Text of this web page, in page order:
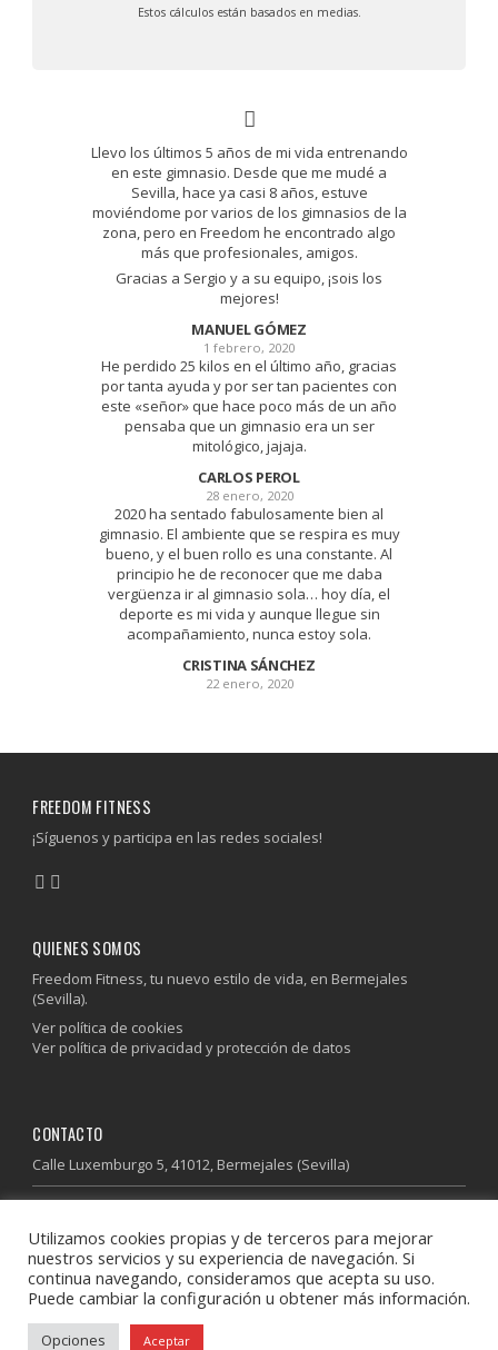
Estos cálculos están basados en medias.
Llevo los últimos 5 años de mi vida entrenando
en este gimnasio. Desde que me mudé a
Sevilla, hace ya casi 8 años, estuve
moviéndome por varios de los gimnasios de la
zona, pero en Freedom he encontrado algo
más que profesionales, amigos.
Gracias a Sergio y a su equipo, ¡sois los
mejores!
MANUEL GÓMEZ
1 febrero, 2020
He perdido 25 kilos en el último año, gracias
por tanta ayuda y por ser tan pacientes con
este «señor» que hace poco más de un año
pensaba que un gimnasio era un ser
mitológico, jajaja.
CARLOS PEROL
28 enero, 2020
2020 ha sentado fabulosamente bien al
gimnasio. El ambiente que se respira es muy
bueno, y el buen rollo es una constante. Al
principio he de reconocer que me daba
vergüenza ir al gimnasio sola… hoy día, el
deporte es mi vida y aunque llegue sin
acompañamiento, nunca estoy sola.
CRISTINA SÁNCHEZ
22 enero, 2020
FREEDOM FITNESS
¡Síguenos y participa en las redes sociales!
QUIENES SOMOS
Freedom Fitness, tu nuevo estilo de vida, en Bermejales
(Sevilla).
Ver política de cookies
Ver política de privacidad y protección de datos
CONTACTO
Calle Luxemburgo 5, 41012, Bermejales (Sevilla)
600 41 13 41
info@freedomfitness.es
Descubre donde estamos
Utilizamos cookies propias y de terceros para mejorar
nuestros servicios y su experiencia de navegación. Si
continua navegando, consideramos que acepta su uso.
Puede cambiar la configuración u obtener más información.
Opciones Aceptar